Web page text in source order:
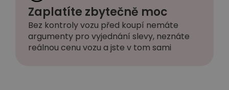
Zaplatíte zbytečně moc
Bez kontroly vozu před koupí nemáte
argumenty pro vyjednání slevy, neznáte
reálnou cenu vozu a jste v tom sami